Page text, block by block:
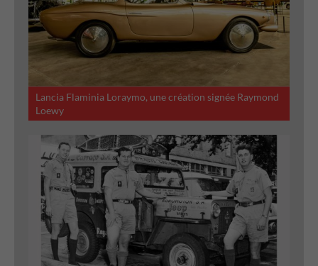
Lancia Flaminia Loraymo, une création signée Raymond
Loewy